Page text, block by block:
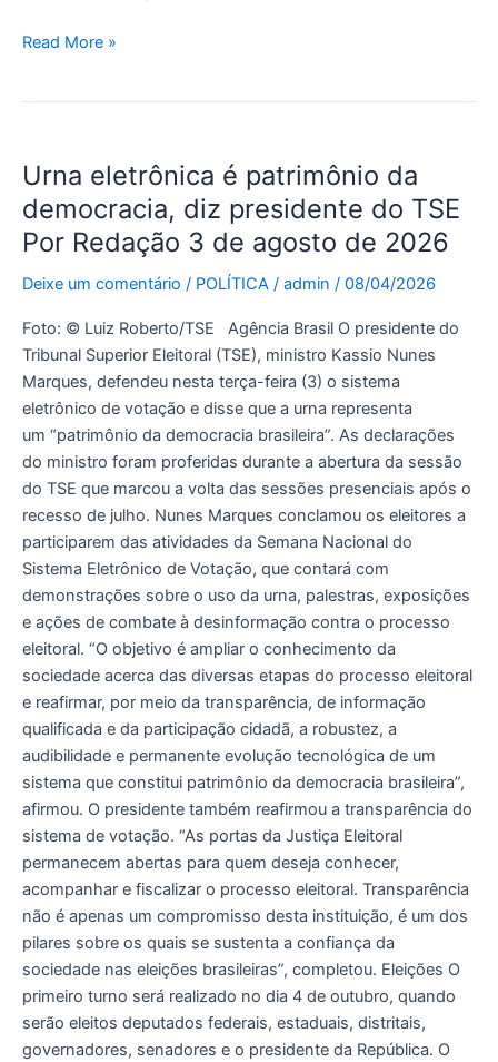
Read More »
Urna eletrônica é patrimônio da
democracia, diz presidente do TSE
Por Redação 3 de agosto de 2026
Deixe um comentário / POLÍTICA / admin / 08/04/2026
Foto: © Luiz Roberto/TSE Agência Brasil O presidente do
Tribunal Superior Eleitoral (TSE), ministro Kassio Nunes
Marques, defendeu nesta terça-feira (3) o sistema
eletrônico de votação e disse que a urna representa
um “patrimônio da democracia brasileira”. As declarações
do ministro foram proferidas durante a abertura da sessão
do TSE que marcou a volta das sessões presenciais após o
recesso de julho. Nunes Marques conclamou os eleitores a
participarem das atividades da Semana Nacional do
Sistema Eletrônico de Votação, que contará com
demonstrações sobre o uso da urna, palestras, exposições
e ações de combate à desinformação contra o processo
eleitoral. “O objetivo é ampliar o conhecimento da
sociedade acerca das diversas etapas do processo eleitoral
e reafirmar, por meio da transparência, de informação
qualificada e da participação cidadã, a robustez, a
audibilidade e permanente evolução tecnológica de um
sistema que constitui patrimônio da democracia brasileira”,
afirmou. O presidente também reafirmou a transparência do
sistema de votação. “As portas da Justiça Eleitoral
permanecem abertas para quem deseja conhecer,
acompanhar e fiscalizar o processo eleitoral. Transparência
não é apenas um compromisso desta instituição, é um dos
pilares sobre os quais se sustenta a confiança da
sociedade nas eleições brasileiras”, completou. Eleições O
primeiro turno será realizado no dia 4 de outubro, quando
serão eleitos deputados federais, estaduais, distritais,
governadores, senadores e o presidente da República. O
eletrônica
é
patrimônio
da
democracia,
presidente
do
TSE
Por
Redação
3
de
agosto
de
2026